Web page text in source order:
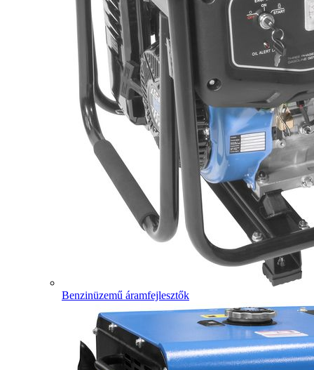
Benzinüzemű áramfejlesztők